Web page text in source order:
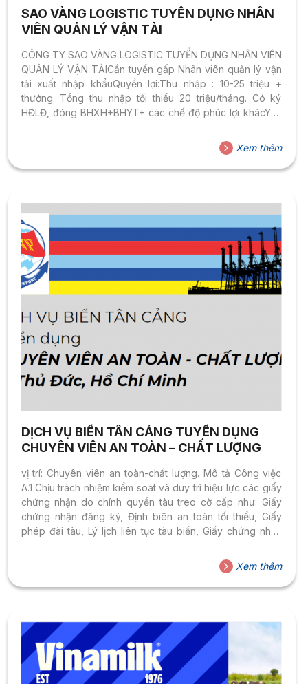
SAO VÀNG LOGISTIC TUYỂN DỤNG NHÂN
VIÊN QUẢN LÝ VẬN TẢI
CÔNG TY SAO VÀNG LOGISTIC TUYỂN DỤNG NHÂN VIÊN
QUẢN LÝ VẬN TẢICần tuyển gấp Nhân viên quản lý vận
tải xuất nhập khẩuQuyền lợi:Thu nhập : 10-25 triệu +
thưởng. Tổng thu nhập tối thiểu 20 triệu/tháng. Có ký
HĐLĐ, đóng BHXH+BHYT+ các chế độ phúc lợi khácYêu
Yêu thích sale, chăm chỉ, cầu tiến. Cty có nguồn hàng sẵn.
Lập kế hoạch vận tải, lập kế hoạch cho sale.Liên hệ nhận
JD ib hoặc zalo 0934500119
Xem thêm
DỊCH VỤ BIỂN TÂN CẢNG TUYỂN DỤNG
CHUYÊN VIÊN AN TOÀN – CHẤT LƯỢNG
vị trí: Chuyên viên an toàn-chất lượng. Mô tả Công việc
A.1 Chịu trách nhiệm kiểm soát và duy trì hiệu lực các giấy
chứng nhận do chính quyền tàu treo cờ cấp như: Giấy
chứng nhận đăng ký, Định biên an toàn tối thiểu, Giấy
phép đài tàu, Lý lịch liên tục tàu biển, Giấy chứng nhận
đối với việc di chuyển xác tàu (WRC), Giấy chứng nhận
bảo hiểm hoặc bảo đảm tài chính về trách nhiệm dân sự
đối với tổn thất nhiễm dầu nhiên liệu (BCC),...
Xem thêm